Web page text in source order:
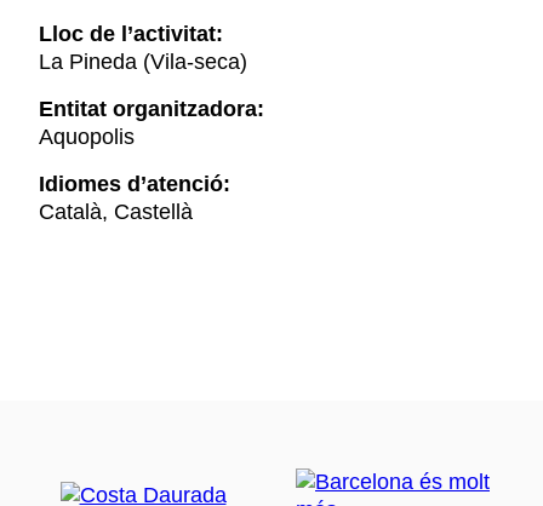
Lloc de l’activitat:
La Pineda (Vila-seca)
Entitat organitzadora:
Aquopolis
Idiomes d’atenció:
Català, Castellà